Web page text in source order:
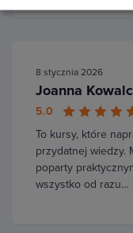
8 stycznia 2026
Joanna
5.0
To kursy, które
przydatnej wiedzy.
poparty
wszystko od razu…